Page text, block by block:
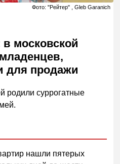
Фото: "Рейтер" , Gleb Garanich
московской
для продажи
родили суррогатные
нашли пятерых